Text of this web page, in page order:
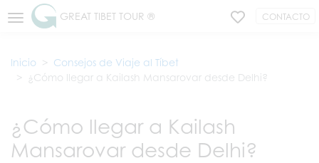
GREAT TIBET TOUR ® CONTACTO
Inicio
Consejos de Viaje al Tíbet
¿Cómo llegar a Kailash Mansarovar desde Delhi?
¿Cómo llegar a Kailash
Mansarovar desde Delhi?